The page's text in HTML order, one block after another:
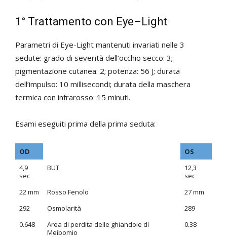
1° Trattamento con Eye–Light
Parametri di Eye-Light mantenuti invariati nelle 3
sedute: grado di severità dell’occhio secco: 3;
pigmentazione cutanea: 2; potenza: 56 J; durata
dell’impulso: 10 millisecondi; durata della maschera
termica con infrarosso: 15 minuti.
Esami eseguiti prima della prima seduta:
OD
OS
4,9
sec
BUT
12,3
sec
22 mm
Rosso Fenolo
27 mm
292
Osmolarità
289
0.648
Area di perdita delle ghiandole di
Meibomio
0.38